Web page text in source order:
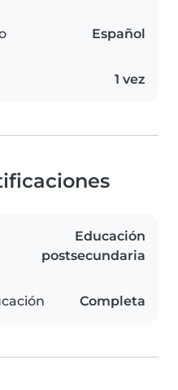
Español
1 vez
Educación
postsecundaria
Completa